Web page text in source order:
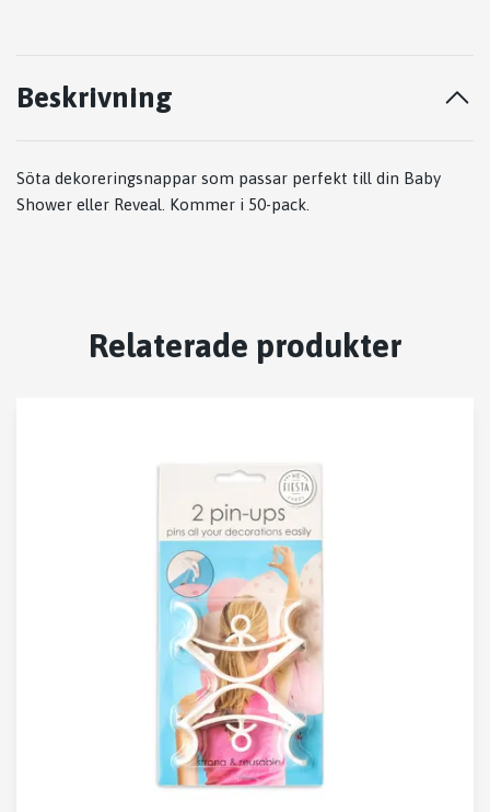
Beskrivning
Söta dekoreringsnappar som passar perfekt till din Baby
Shower eller Reveal. Kommer i 50-pack.
Relaterade produkter